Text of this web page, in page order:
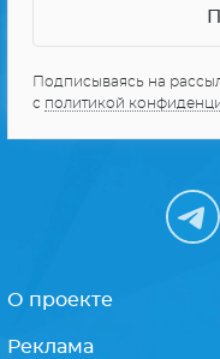
Подписываясь на
с политикой
О проекте
Реклама